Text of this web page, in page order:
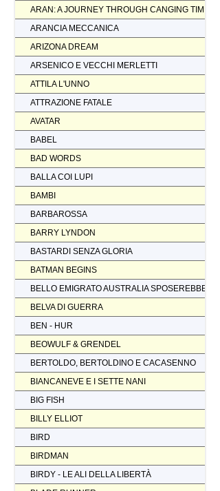
ARAN: A JOURNEY THROUGH CANGING TIMES
ARANCIA MECCANICA
ARIZONA DREAM
ARSENICO E VECCHI MERLETTI
ATTILA L'UNNO
ATTRAZIONE FATALE
AVATAR
BABEL
BAD WORDS
BALLA COI LUPI
BAMBI
BARBAROSSA
BARRY LYNDON
BASTARDI SENZA GLORIA
BATMAN BEGINS
BELLO EMIGRATO AUSTRALIA SPOSEREBBE
BELVA DI GUERRA
BEN - HUR
BEOWULF & GRENDEL
BERTOLDO, BERTOLDINO E CACASENNO
BIANCANEVE E I SETTE NANI
BIG FISH
BILLY ELLIOT
BIRD
BIRDMAN
BIRDY - LE ALI DELLA LIBERTÀ